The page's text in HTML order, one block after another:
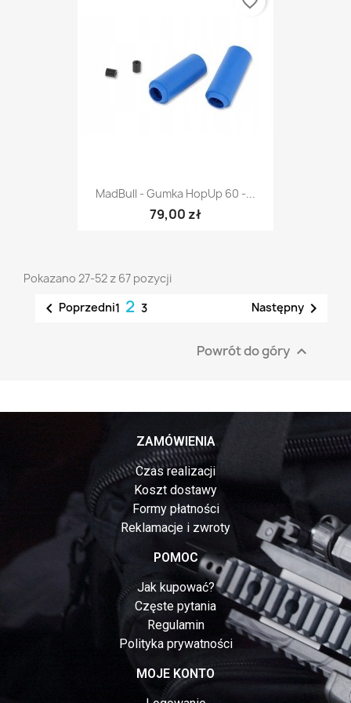
MadBull - Gumka HopUp 60 -...
79,00 zł
Pokazano 27-52 z 67 pozycji
 Poprzedni1 2 3 Następny 
Powrót do góry 
ZAMÓWIENIA
Czas realizacji
Koszt dostawy
Formy płatności
Reklamacje i zwroty
POMOC
Jak kupować?
Częste pytania
Regulamin
Polityka prywatności
MOJE KONTO